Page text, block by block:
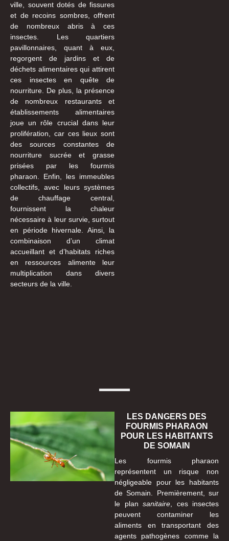
ville, souvent dotés de fissures
et de recoins sombres, offrent
de nombreux abris à ces
insectes. Les quartiers
pavillonnaires, quant à eux,
regorgent de jardins et de
déchets alimentaires qui attirent
ces insectes en quête de
nourriture. De plus, la présence
de nombreux restaurants et
établissements alimentaires
joue un rôle crucial dans leur
prolifération, car ces lieux sont
des sources constantes de
nourriture sucrée et grasse
prisées par les fourmis
pharaon. Enfin, les immeubles
collectifs, avec leurs systèmes
de chauffage central,
fournissent la chaleur
nécessaire à leur survie, surtout
en période hivernale. Ainsi, la
combinaison d’un climat
accueillant et d’habitats riches
en ressources alimente leur
multiplication dans divers
secteurs de la ville.
LES DANGERS DES
FOURMIS PHARAON
POUR LES HABITANTS
DE SOMAIN
Les fourmis pharaon
représentent un risque non
négligeable pour les habitants
de Somain. Premièrement, sur
le plan sanitaire, ces insectes
peuvent contaminer les
aliments en transportant des
agents pathogènes comme la